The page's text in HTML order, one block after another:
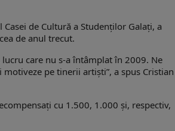
de Cultură a Studenţilor Galaţi, a
de anul trecut.
care nu s-a întâmplat în 2009. Ne
pe tinerii artişti”, a spus Cristian
cu 1.500, 1.000 şi, respectiv,